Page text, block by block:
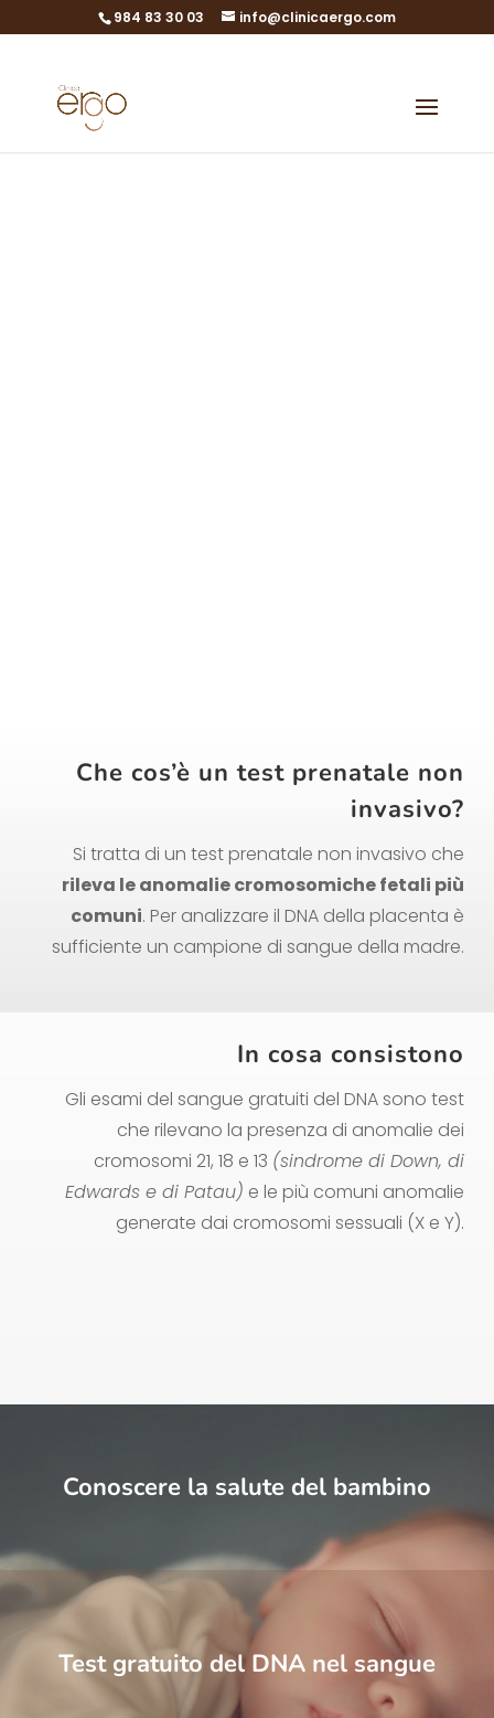
984 83 30 03 info@clinicaergo.com
Che cos’è un test prenatale non
invasivo?
Si tratta di un test prenatale non invasivo che
rileva le anomalie cromosomiche fetali più
comuni. Per analizzare il DNA della placenta è
sufficiente un campione di sangue della madre.
In cosa consistono
Gli esami del sangue gratuiti del DNA sono test
che rilevano la presenza di anomalie dei
cromosomi 21, 18 e 13 (sindrome di Down, di
Edwards e di Patau) e le più comuni anomalie
generate dai cromosomi sessuali (X e Y).
Conoscere la salute del bambino
Test gratuito del DNA nel sangue